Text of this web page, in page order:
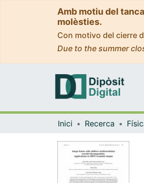
Amb motiu del
molèsties.
Con motivo del cierre
Due to the summer
Inici Recerca